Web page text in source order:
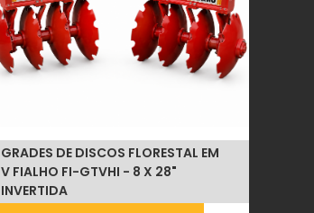
GRADES DE DISCOS FLORESTAL EM
V FIALHO FI-GTVHI - 8 X 28"
INVERTIDA